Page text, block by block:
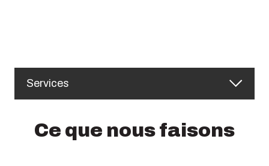
Services
Ce que nous faisons